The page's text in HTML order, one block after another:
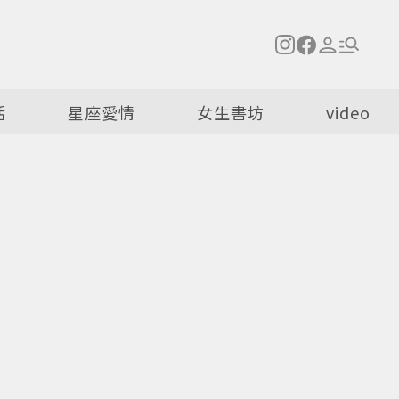
星座愛情 女生書坊 video